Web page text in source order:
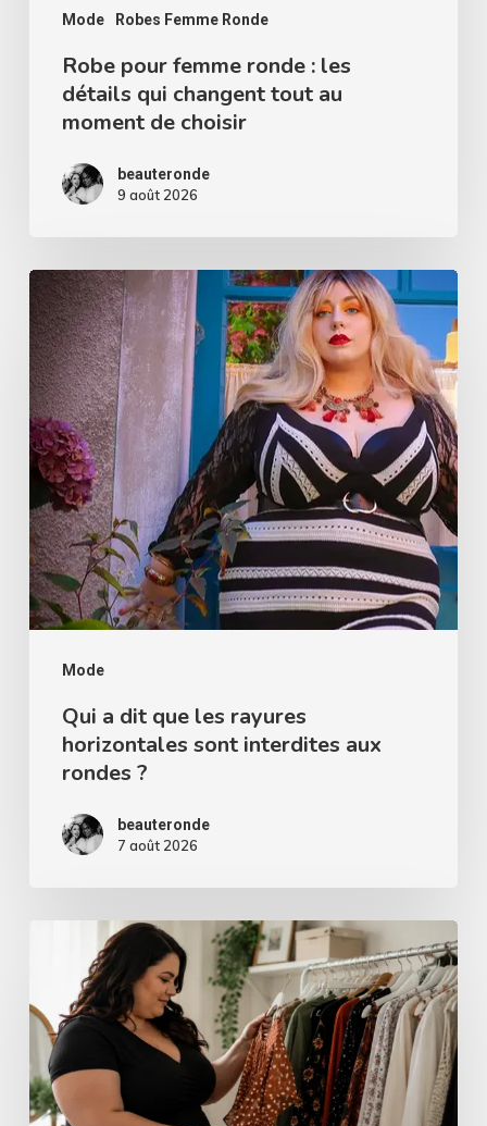
Mode Robes Femme Ronde
moment
choisir
Robe pour femme ronde : les
détails qui changent tout au
moment de choisir
beauteronde
9 août 2026
Mode
Qui
a
dit
que
les
rayures
horizontales
sont
interdites
aux
rondes
Qui a dit que les rayures
horizontales sont interdites aux
rondes ?
beauteronde
7 août 2026
Comment
la
bonne
taille
de